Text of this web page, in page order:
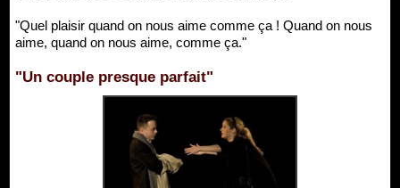
"Quel plaisir quand on nous aime comme ça ! Quand on nous
aime, quand on nous aime, comme ça."
"Un couple presque parfait"